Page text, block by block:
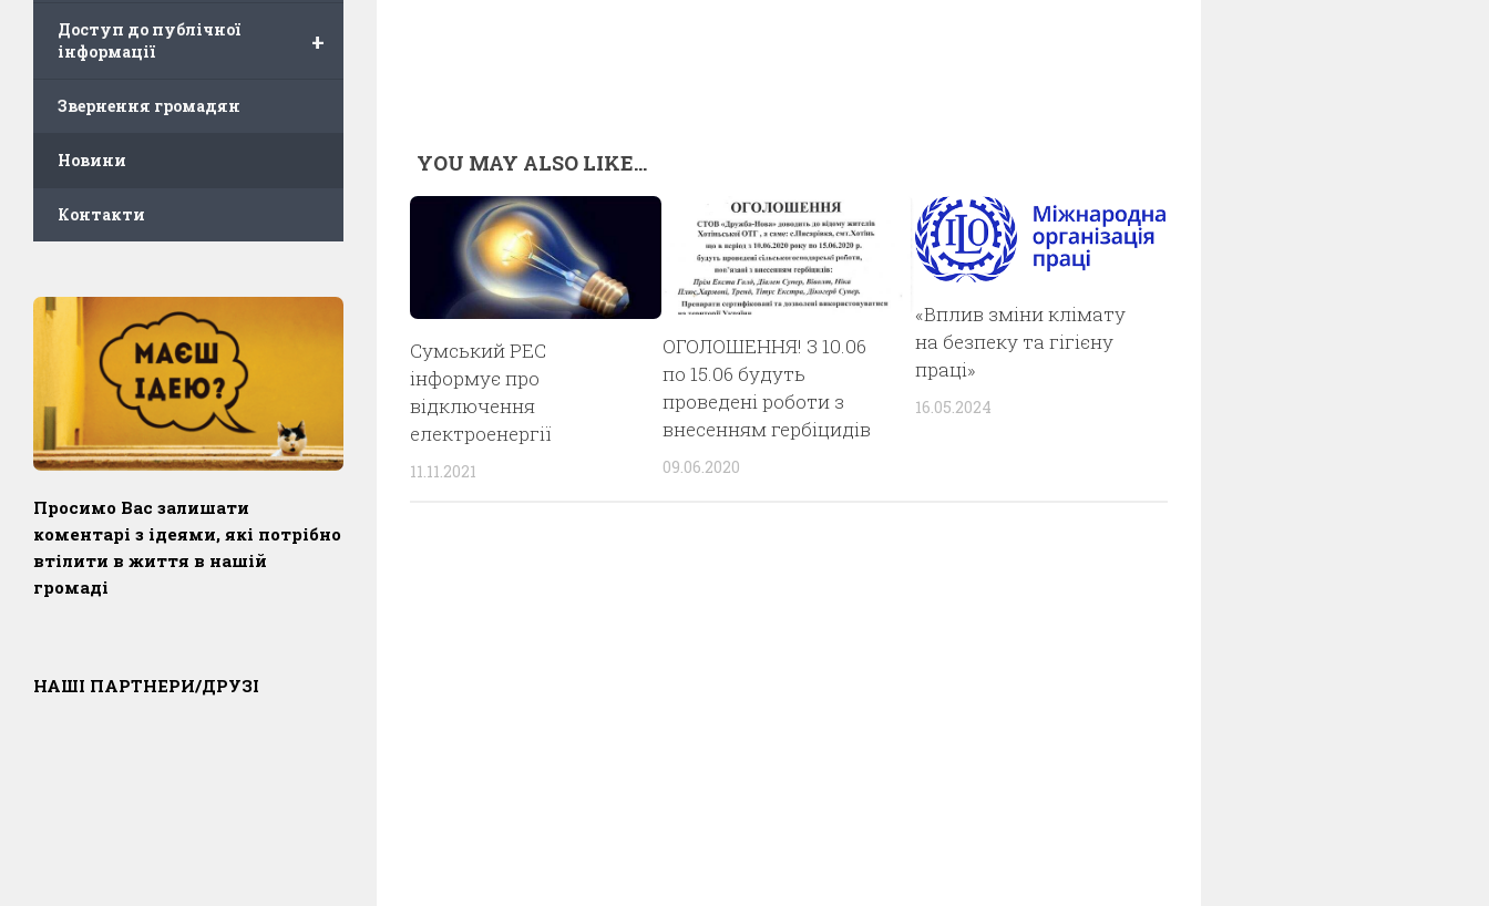
YOU MAY ALSO LIKE...
Сумський РЕС
інформує про
відключення
електроенергії
11.11.2021
ОГОЛОШЕННЯ! З 10.06
по 15.06 будуть
проведені роботи з
внесенням гербіцидів
09.06.2020
«Вплив зміни клімату
на безпеку та гігієну
праці»
16.05.2024
+
Доступ до публічної
інформації
Звернення громадян
Новини
Контакти
Просимо Вас залишати
коментарі з ідеями, які потрібно
втілити в життя в нашій
громаді
НАШІ ПАРТНЕРИ/ДРУЗІ